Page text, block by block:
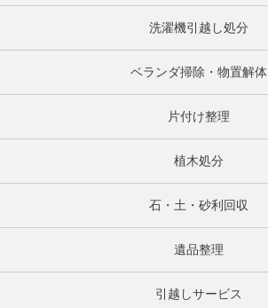
洗濯機引越し処分
ベランダ掃除・物置解体
片付け整理
植木処分
石・土・砂利回収
遺品整理
引越しサービス